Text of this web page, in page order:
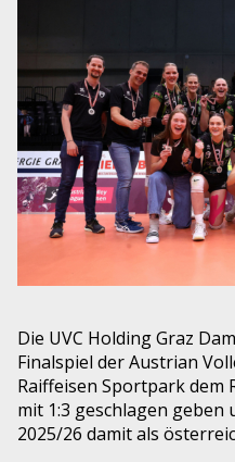
Die UVC Holding Graz
Finalspiel der Austrian
Raiffeisen Sportpark dem
mit 1:3 geschlagen geben
2025/26 damit als